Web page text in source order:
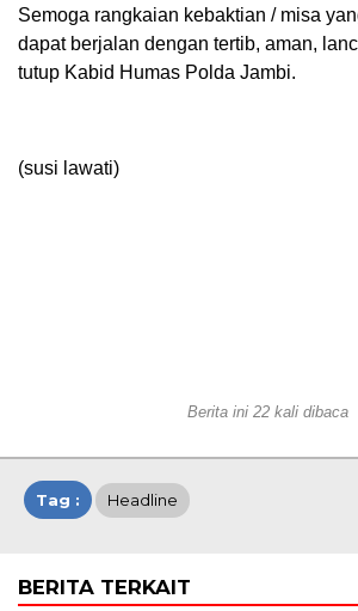
Semoga rangkaian kebaktian / misa
dapat berjalan dengan tertib, aman,
tutup Kabid Humas Polda Jambi.
(susi lawati)
Berita ini 22 kali dibaca
Tag : Headline
BERITA TERKAIT